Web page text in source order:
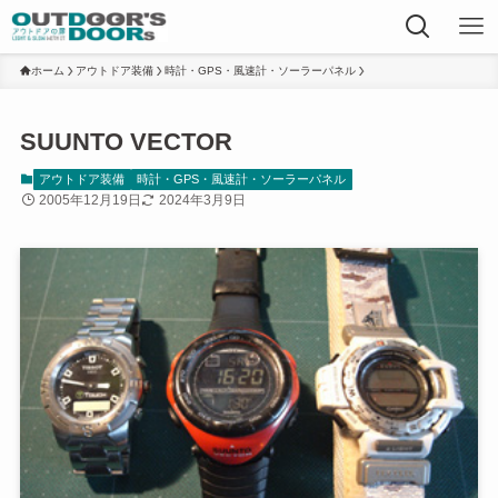
ホーム アウトドア装備 時計・GPS・風速計・ソーラーパネル
SUUNTO VECTOR
アウトドア装備 時計・GPS・風速計・ソーラーパネル
2005年12月19日 2024年3月9日